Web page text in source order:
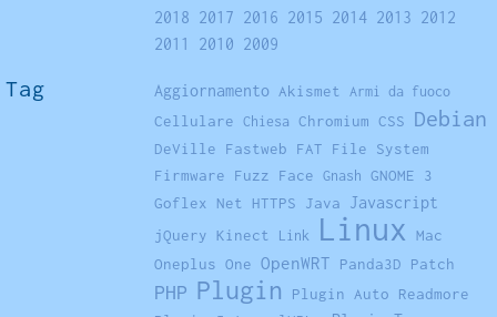
2018 2017 2016 2015 2014 2013 2012
2011
2010 2009
Tag Aggiornamento Akismet Armi da fuoco
Cellulare Chiesa Chromium CSS Debian
DeVille Fastweb FAT
File System
Firmware
Fuzz Face Gnash GNOME 3
Goflex Net
HTTPS Java Javascript
jQuery Kinect Link Linux
Mac
Oneplus One OpenWRT Panda3D Patch
PHP Plugin
Plugin Auto Readmore